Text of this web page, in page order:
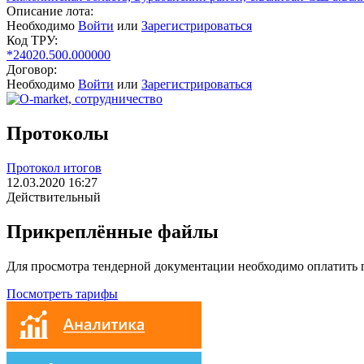
Описание лота:
Необходимо Войти или Зарегистрироваться
Код ТРУ:
*24020.500.000000
Договор:
Необходимо Войти или Зарегистрироваться
Протоколы
Протокол итогов
12.03.2020 16:27
Действительный
Прикреплённые файлы
Для просмотра тендерной документации необходимо оплатить
Посмотреть тарифы